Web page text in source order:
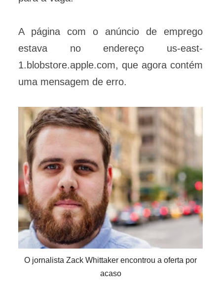
A página com o anúncio de emprego
estava no endereço us-east-
1.blobstore.apple.com, que agora contém
uma mensagem de erro.
O jornalista Zack Whittaker encontrou a oferta por
acaso